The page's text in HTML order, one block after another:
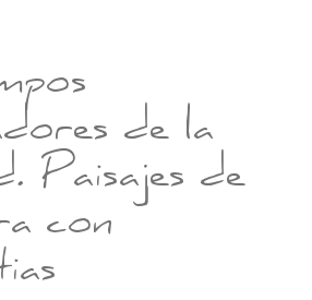
de la
Paisajes de
con